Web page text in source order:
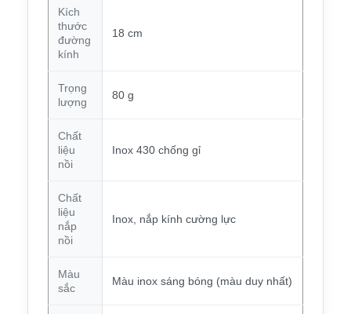
Kích
thước
đường
kính
18 cm
Trọng
lượng
80 g
Chất
liệu
nồi
Inox 430 chống gỉ
Chất
liệu
nắp
nồi
Inox, nắp kính cường lực
Màu
sắc
Màu inox sáng bóng (màu duy nhất)